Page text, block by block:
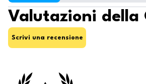
Valutazioni della
Scrivi una recensione